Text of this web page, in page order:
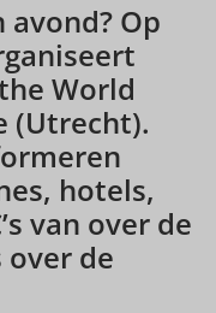
Op
World
(Utrecht).
hotels,
van over de
over de